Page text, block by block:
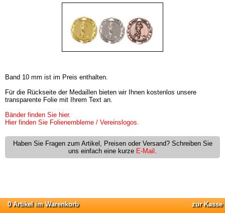
Band 10 mm ist im Preis enthalten.
Für die Rückseite der Medaillen bieten wir Ihnen kostenlos unsere
transparente Folie mit Ihrem Text an.
Bänder finden Sie hier.
Hier finden Sie Folienembleme / Vereinslogos.
Haben Sie Fragen zum Artikel, Preisen oder Versand? Schreiben Sie
uns einfach eine kurze E-Mail .
0 Artikel im Warenkorb zur Kasse